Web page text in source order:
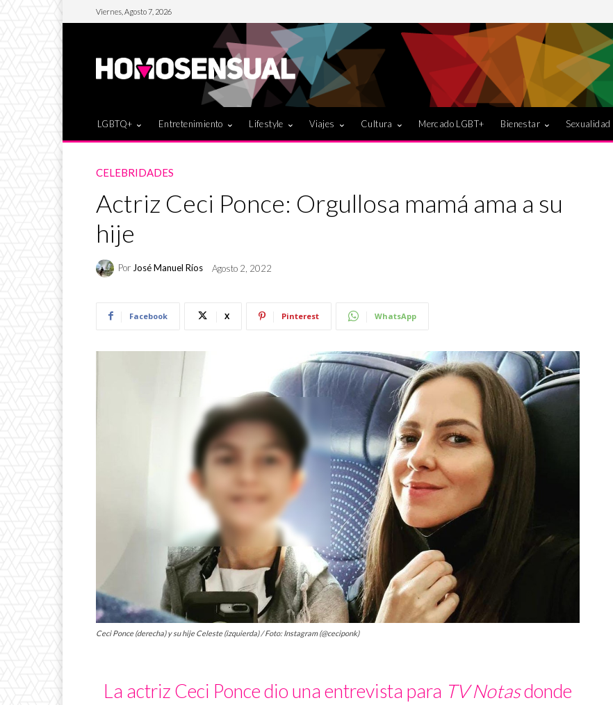
Viernes, Agosto 7, 2026
LGBTQ+ Entretenimiento Lifestyle Viajes Cultura Mercado LGBT+ Bienestar Sexualidad
CELEBRIDADES
Actriz Ceci Ponce: Orgullosa mamá ama a su
hije
PorJosé Manuel Ríos Agosto 2, 2022
Facebook X Pinterest WhatsApp
Ceci Ponce (derecha) y su hije Celeste (izquierda) / Foto: Instagram (@ceciponk)
La actriz Ceci Ponce dio una entrevista para TV Notasdonde